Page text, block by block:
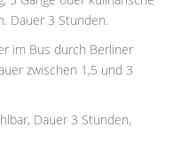
Dauer 3 Stunden.
im Bus durch Berliner
zwischen 1,5 und 3
Dauer 3 Stunden,